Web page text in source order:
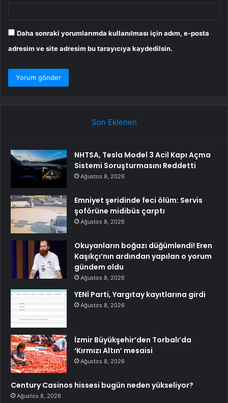
Daha sonraki yorumlarımda kullanılması için adım, e-posta
adresim ve site adresim bu tarayıcıya kaydedilsin.
Son Eklenen
NHTSA, Tesla Model 3 Acil Kapı Açma
Sistemi Soruşturmasını Reddetti
Ağustos 8, 2026
Emniyet şeridinde feci ölüm: Servis
şoförüne midibüs çarptı
Ağustos 8, 2026
Okuyanların boğazı düğümlendi! Eren
Kaşıkçı’nın ardından yapılan o yorum
gündem oldu
Ağustos 8, 2026
YENİ Parti, Yargıtay kayıtlarına girdi
Ağustos 8, 2026
İzmir Büyükşehir’den Torbalı’da
‘Kırmızı Altın’ mesaisi
Ağustos 8, 2026
Century Casinos hissesi bugün neden yükseliyor?
Ağustos 8, 2026